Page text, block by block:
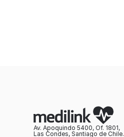
Av. Apoquindo 5400, Of. 1801,
Las Condes, Santiago de Chile.